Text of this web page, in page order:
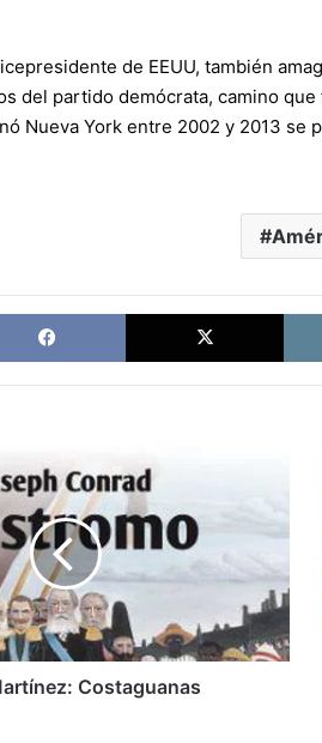
de EEUU, también
del partido demócrata, camino
Nueva York entre 2002 y 2013 se
Facebook X
Costaguanas